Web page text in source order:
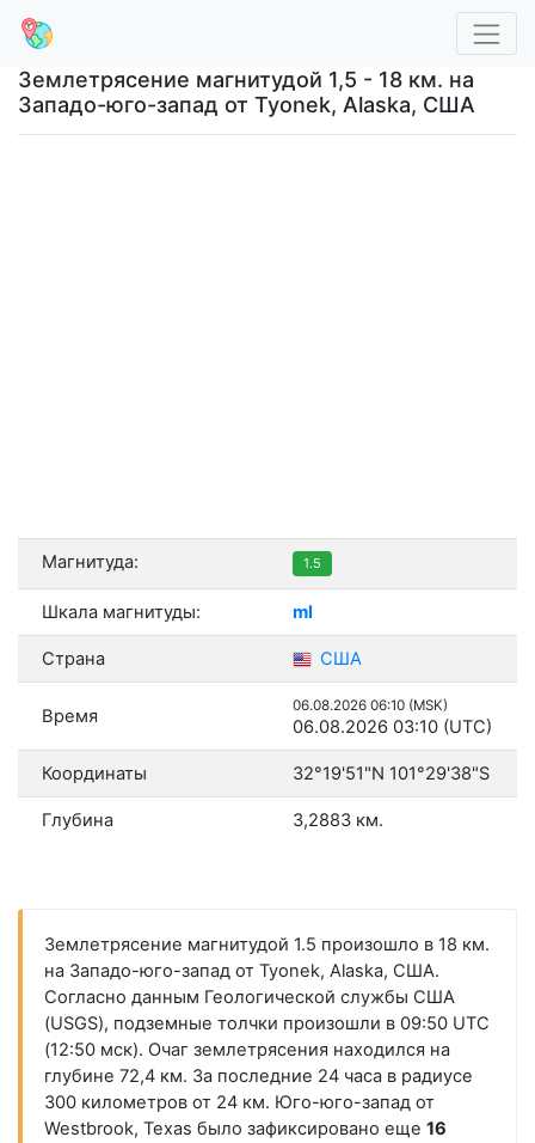
Землетрясение магнитудой 1,5 - 18 км. на
Западо-юго-запад от Tyonek, Alaska, США
Магнитуда: 1.5
Шкала магнитуды: ml
Страна США
Время 06.08.2026 06:10 (MSK)
06.08.2026 03:10 (UTC)
Координаты 32°19'51"N 101°29'38"S
Глубина 3,2883 км.
Землетрясение магнитудой 1.5 произошло в 18 км.
на Западо-юго-запад от Tyonek, Alaska, США.
Согласно данным Геологической службы США
(USGS), подземные толчки произошли в 09:50 UTC
(12:50 мск). Очаг землетрясения находился на
глубине 72,4 км. За последние 24 часа в радиусе
300 километров от 24 км. Юго-юго-запад от
Westbrook, Texas было зафиксировано еще 16